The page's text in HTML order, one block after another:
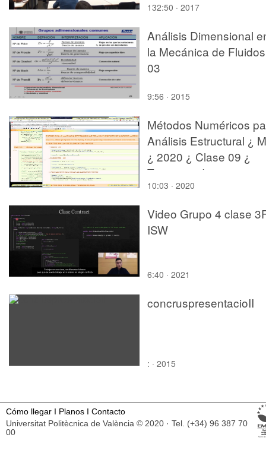
132:50 · 2017
Análisis Dimensional
la Mecánica de Fluidos
03
9:56 · 2015
Métodos Numéricos
Análisis Estructural ¿
¿ 2020 ¿ Clase 09 ¿
Tramo 09 de 16
10:03 · 2020
Video Grupo 4 clase
ISW
6:40 · 2021
concruspresentacioII
: · 2015
Cómo llegar I Planos I Contacto
Universitat Politècnica de València © 2020 · Tel. (+34) 96 387 70
00